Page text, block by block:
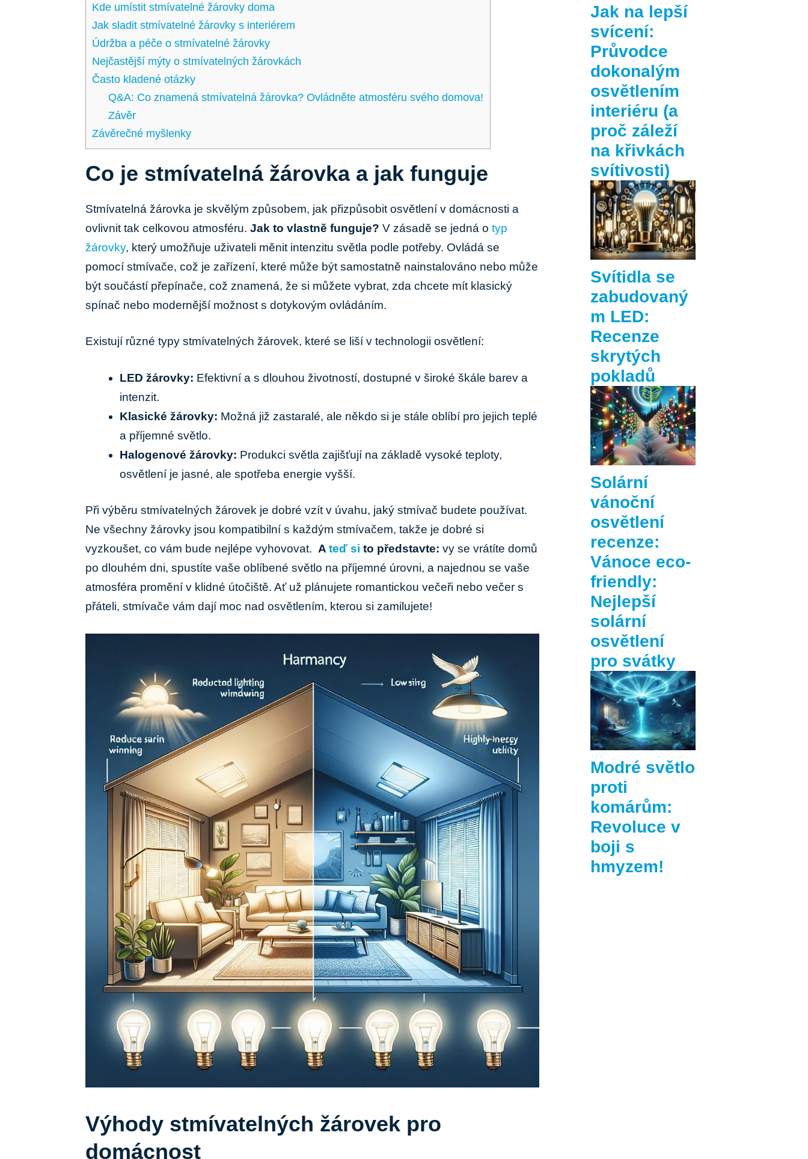
Kde umístit stmívatelné⁣ žárovky‌ doma
Jak sladit stmívatelné žárovky s‌ interiérem
Údržba a péče o stmívatelné‌ žárovky
Nejčastější ​mýty o⁤ stmívatelných žárovkách
Často kladené otázky
Q&A: Co znamená stmívatelná⁣ žárovka?‌ Ovládněte atmosféru svého domova!
Závěr
Závěrečné ⁢myšlenky
Co je stmívatelná žárovka a ​jak funguje
Stmívatelná žárovka je⁢ skvělým způsobem, jak⁢ přizpůsobit⁤ osvětlení ⁣v domácnosti a
ovlivnit tak celkovou atmosféru. Jak to ⁢vlastně funguje? V ⁢zásadě⁣ se jedná ‌o typ
žárovky,⁣ který umožňuje uživateli‌ měnit intenzitu ‌světla ​podle potřeby. Ovládá se
pomocí stmívače, což je zařízení, které může být samostatně nainstalováno nebo může
být součástí přepínače,⁢ což znamená, že si můžete vybrat, zda chcete mít klasický
spínač nebo modernější možnost‌ s dotykovým ovládáním.
Existují různé‌ typy⁢ stmívatelných‌ žárovek,⁤ které se liší ‌v technologii ‌osvětlení:
LED žárovky: Efektivní a s dlouhou​ životností, dostupné v široké škále barev a⁤
intenzit.
Klasické žárovky: Možná již⁣ zastaralé, ⁤ale někdo si je stále ‍oblíbí pro jejich teplé‌
a příjemné​ světlo.
Halogenové žárovky: Produkci světla zajišťují na základě vysoké teploty,
osvětlení‍ je jasné, ale spotřeba energie vyšší.
Při ⁤výběru stmívatelných⁤ žárovek je dobré vzít v⁤ úvahu, ⁣jaký stmívač budete ⁤používat.
Ne všechny žárovky jsou kompatibilní s každým stmívačem, takže je ⁤dobré si
vyzkoušet,​ co vám bude nejlépe vyhovovat. ⁣ A teď si to představte: vy se vrátíte ​domů
po dlouhém​ dni, spustíte vaše oblíbené světlo na příjemné ⁤úrovni, a‍ najednou se vaše
atmosféra⁤ promění v klidné útočiště. Ať už plánujete ⁢romantickou večeři nebo večer s
přáteli, stmívače vám dají moc nad osvětlením, kterou si zamilujete!
Výhody stmívatelných žárovek pro
domácnost
Jak na lepší
svícení:
Průvodce
dokonalým
osvětlením
interiéru (a
proč záleží
na křivkách
svítivosti)
Svítidla se
zabudovaný
m LED:
Recenze
skrytých
pokladů
Solární
vánoční
osvětlení
recenze:
Vánoce eco-
friendly:
Nejlepší
solární
osvětlení
pro svátky
Modré světlo
proti
komárům:
Revoluce v
boji s
hmyzem!